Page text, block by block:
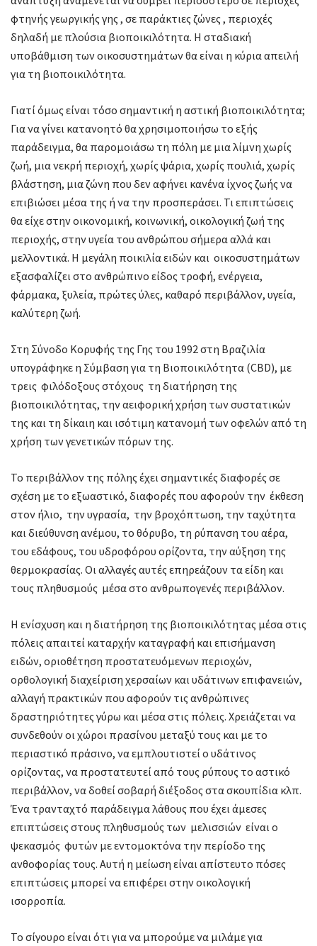
φτηνής γεωργικής γης , σε παράκτιες ζώνες , περιοχές
δηλαδή με πλούσια βιοποικιλότητα. Η σταδιακή
υποβάθμιση των οικοσυστημάτων θα είναι η κύρια απειλή
για τη βιοποικιλότητα.
Γιατί όμως είναι τόσο σημαντική η αστική βιοποικιλότητα;
Για να γίνει κατανοητό θα χρησιμοποιήσω το εξής
παράδειγμα, θα παρομοιάσω τη πόλη με μια λίμνη χωρίς
ζωή, μια νεκρή περιοχή, χωρίς ψάρια, χωρίς πουλιά, χωρίς
βλάστηση, μια ζώνη που δεν αφήνει κανένα ίχνος ζωής να
επιβιώσει μέσα της ή να την προσπεράσει. Τι επιπτώσεις
θα είχε στην οικονομική, κοινωνική, οικολογική ζωή της
περιοχής, στην υγεία του ανθρώπου σήμερα αλλά και
μελλοντικά. Η μεγάλη ποικιλία ειδών και οικοσυστημάτων
εξασφαλίζει στο ανθρώπινο είδος τροφή, ενέργεια,
φάρμακα, ξυλεία, πρώτες ύλες, καθαρό περιβάλλον, υγεία,
καλύτερη ζωή.
Στη Σύνοδο Κορυφής της Γης του 1992 στη Βραζιλία
υπογράφηκε η Σύμβαση για τη Βιοποικιλότητα (CBD), με
τρεις φιλόδοξους στόχους τη διατήρηση της
βιοποικιλότητας, την αειφορική χρήση των συστατικών
της και τη δίκαιη και ισότιμη κατανομή των οφελών από τη
χρήση των γενετικών πόρων της.
Το περιβάλλον της πόλης έχει σημαντικές διαφορές σε
σχέση με το εξωαστικό, διαφορές που αφορούν την έκθεση
στον ήλιο, την υγρασία, την βροχόπτωση, την ταχύτητα
και διεύθυνση ανέμου, το θόρυβο, τη ρύπανση του αέρα,
του εδάφους, του υδροφόρου ορίζοντα, την αύξηση της
θερμοκρασίας. Οι αλλαγές αυτές επηρεάζουν τα είδη και
τους πληθυσμούς μέσα στο ανθρωπογενές περιβάλλον.
Η ενίσχυση και η διατήρηση της βιοποικιλότητας μέσα στις
πόλεις απαιτεί καταρχήν καταγραφή και επισήμανση
ειδών, οριοθέτηση προστατευόμενων περιοχών,
ορθολογική διαχείριση χερσαίων και υδάτινων επιφανειών,
αλλαγή πρακτικών που αφορούν τις ανθρώπινες
δραστηριότητες γύρω και μέσα στις πόλεις. Χρειάζεται να
συνδεθούν οι χώροι πρασίνου μεταξύ τους και με το
περιαστικό πράσινο, να εμπλουτιστεί ο υδάτινος
ορίζοντας, να προστατευτεί από τους ρύπους το αστικό
περιβάλλον, να δοθεί σοβαρή διέξοδος στα σκουπίδια κλπ.
Ένα τρανταχτό παράδειγμα λάθους που έχει άμεσες
επιπτώσεις στους πληθυσμούς των μελισσιών είναι ο
ψεκασμός φυτών με εντομοκτόνα την περίοδο της
ανθοφορίας τους. Αυτή η μείωση είναι απίστευτο πόσες
επιπτώσεις μπορεί να επιφέρει στην οικολογική
ισορροπία.
Το σίγουρο είναι ότι για να μπορούμε να μιλάμε για